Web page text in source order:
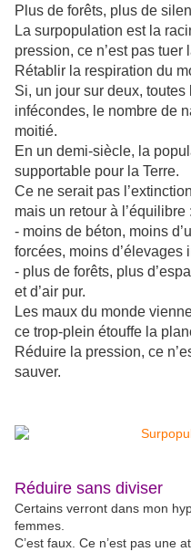
Plus de forêts, plus de
La surpopulation est la
pression, ce n’est pas tuer
Rétablir la respiration du
Si, un jour sur deux,
infécondes, le nombre de
moitié.
En un demi-siècle, la
supportable pour la Terre.
Ce ne serait pas
mais un retour à l’équilibre :
- moins de béton, moins
forcées, moins d’élevages
- plus de forêts, plus
et d’air pur.
Les maux du monde
ce trop-plein étouffe la
Réduire la pression, ce
sauver.
Réduire sans diviser
Certains verront dans mon
femmes.
C’est faux. Ce n’est pas une